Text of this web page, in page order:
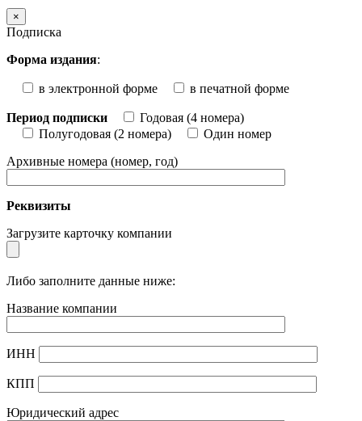
×
Подписка
Форма издания:
в электронной форме в печатной форме
Период подписки
Годовая (4 номера)
Полугодовая (2 номера)
Один номер
Архивные номера (номер, год)
Реквизиты
Загрузите карточку компании
Либо заполните данные ниже:
Название компании
ИНН
КПП
Юридический адрес